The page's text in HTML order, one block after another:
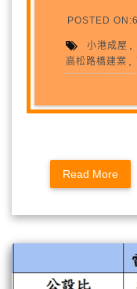
POSTED
小港成屋 ,
高松路橋建案 ,
Read More